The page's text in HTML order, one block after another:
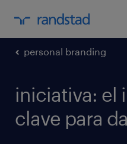
personal branding
iniciativa: el
clave para